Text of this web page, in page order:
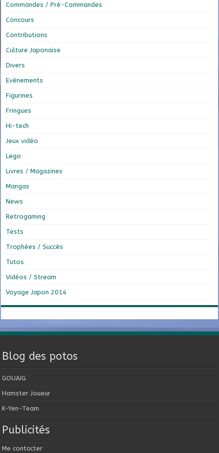
Commandes / Pré-Commandes
Concours
Contributions
Culture Japonaise
Divers
Evénements
Figurines
Fringues
Hi-tech
Jeux vidéo
Lego
Livres / Magazines
Mangas
News
Retrogaming
Tests
Trophées / Succès
Tutos
Vidéos / Stream
Voyage Japon 2014
Blog des potos
GOUAIG
Hamster Joueur
K-Yen-Team
Publicités
Me contacter